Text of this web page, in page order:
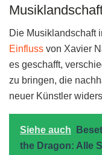
Die Musiklandschaft
Einfluss von Xavier
es geschafft,
zu bringen, die
neuer Künstler
Siehe auch
the Dragon: Alle